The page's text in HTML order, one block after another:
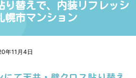
シ
ボ
り替えで、内装リフレッシ
幌市マンション
年11月4日